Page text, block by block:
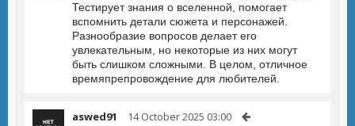
Тестирует знания о вселенной, помогает
вспомнить детали сюжета и персонажей.
Разнообразие вопросов делает его
увлекательным, но некоторые из них могут
быть слишком сложными. В целом, отличное
времяпрепровождение для любителей.
aswed91 14 October 2025 03:00